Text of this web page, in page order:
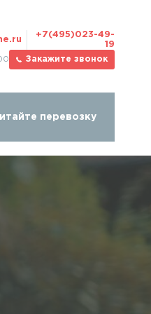
+7(495)023-49-
19
Закажите звонок
перевозку